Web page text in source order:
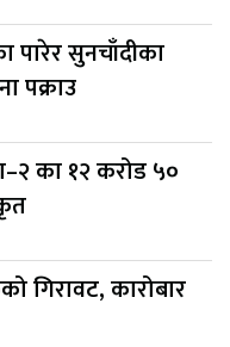
पारेर सुनचाँदीका
पक्राउ
का १२ करोड ५०
गिरावट, कारोबार